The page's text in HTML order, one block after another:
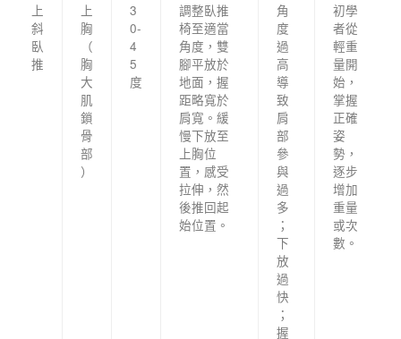
上
斜
臥
推
上
胸
（
胸
大
肌
鎖
骨
部
）
3
0-
4
5
度
調整臥推
椅至適當
角度，雙
腳平放於
地面，握
距略寬於
肩寬。緩
慢下放至
上胸位
置，感受
拉伸，然
後推回起
始位置。
角
度
過
高
導
致
肩
部
參
與
過
多
；
下
放
過
快
；
握
初學
者從
輕重
量開
始，
掌握
正確
姿
勢，
逐步
增加
重量
或次
數。